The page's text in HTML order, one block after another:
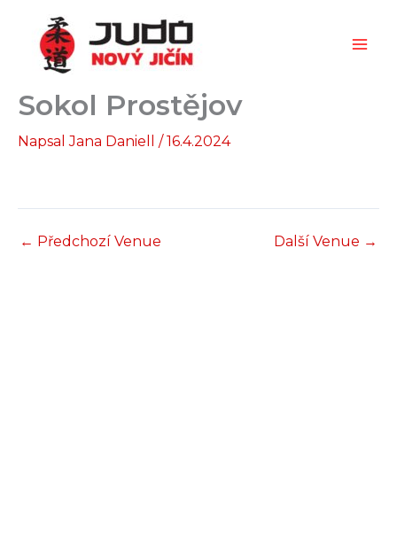
obsah
Sokol Prostějov
NapsalJana Daniell /16.4.2024
← Předchozí Venue Další Venue →